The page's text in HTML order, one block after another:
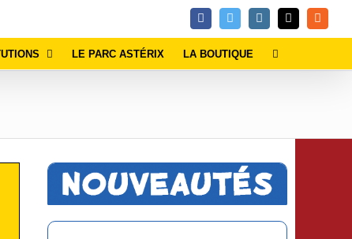
FacebookTwitterInstagramEmailRss
LE PARC ASTÉRIX LA BOUTIQUE